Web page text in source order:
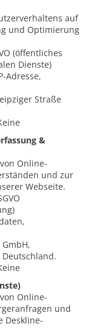
auf
und Optimierung
(öffentliches
Dienste)
Adresse,
Straße
&
Online-
und zur
Webseite.
Online-
und
Deskline-